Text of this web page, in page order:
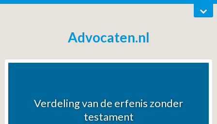
Advocaten.nl
Verdeling van de erfenis zonder
testament